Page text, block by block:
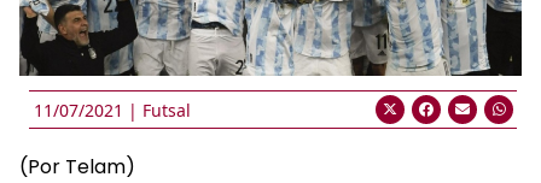
11/07/2021 | Futsal
(Por Telam)